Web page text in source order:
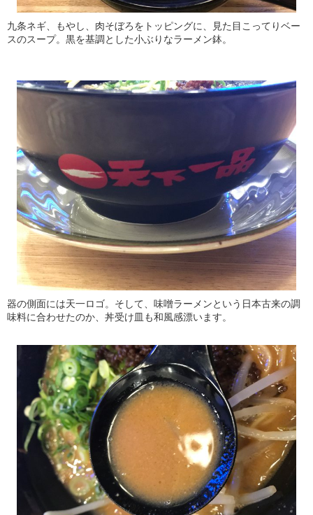
九条ネギ、もやし、肉そぼろをトッピングに、見た目こってりベー
スのスープ。黒を基調とした小ぶりなラーメン鉢。
器の側面には天一ロゴ。そして、味噌ラーメンという日本古来の調
味料に合わせたのか、丼受け皿も和風感漂います。